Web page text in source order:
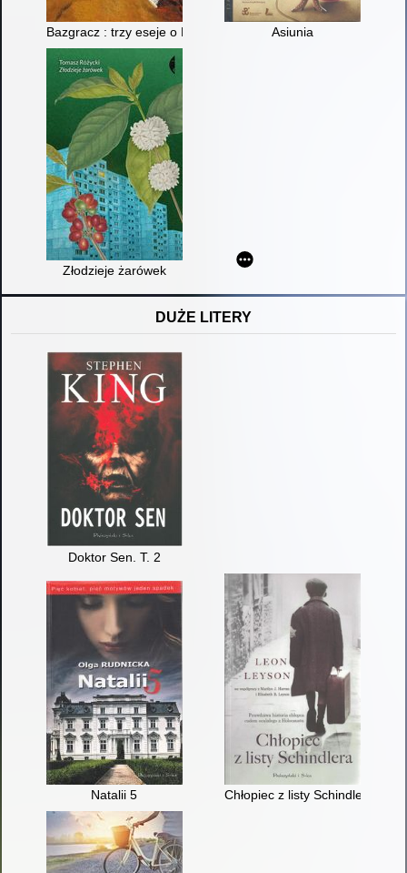
Bazgracz : trzy eseje o Norblinie Asiunia
Złodzieje żarówek
DUŻE LITERY
Doktor Sen. T. 2
Natalii 5 Chłopiec z listy Schindlera